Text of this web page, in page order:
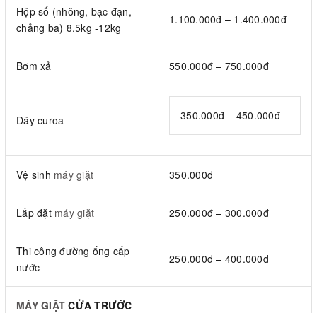
Hộp số (nhông, bạc đạn,
chảng ba) 8.5kg -12kg
1.100.000đ – 1.400.000đ
Bơm xả 550.000đ – 750.000đ
Dây curoa 350.000đ – 450.000đ
Vệ sinh máy giặt 350.000đ
Lắp đặt máy giặt 250.000đ – 300.000đ
Thi công đường ống cấp
nước
250.000đ – 400.000đ
MÁY GIẶT CỬA TRƯỚC